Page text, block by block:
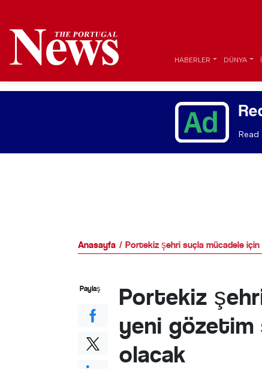
HABERLER DÜNYA
Read
Anasayfa Portekiz şehri suçla mücadele
Portekiz
yeni gözetim
olacak
Paylaş